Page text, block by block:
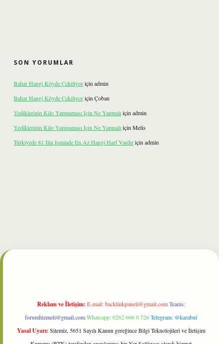
SON YORUMLAR
Bahar Hangi Köyde Çekiliyoriçin admin
Bahar Hangi Köyde Çekiliyoriçin Çoban
Yediklerinin Kilo Yapmaması Için Ne Yapmalıiçin admin
Yediklerinin Kilo Yapmaması Için Ne Yapmalıiçin Melis
Türkiyede 81 Ilin Isminde En Az Hangi Harf Vardıriçin admin
Reklam ve İletişim: E-mail:backlinkpaneli@gmail.com Teams:
forumhizmeti@gmail.comWhatsapp: 0262 606 0 726Telegram: @karabul
Yasal Uyarı: Sitemiz, 5651 Sayılı Kanun gereğince Bilgi Teknolojileri ve İletişim